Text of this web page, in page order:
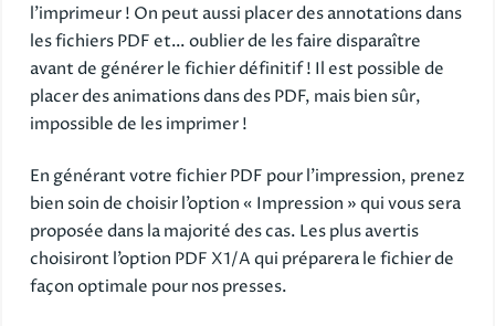
l’imprimeur ! On peut aussi placer des annotations dans
les fichiers PDF et… oublier de les faire disparaître
avant de générer le fichier définitif ! Il est possible de
placer des animations dans des PDF, mais bien sûr,
impossible de les imprimer !
En générant votre fichier PDF pour l’impression, prenez
bien soin de choisir l’option « Impression » qui vous sera
proposée dans la majorité des cas. Les plus avertis
choisiront l’option PDF X1/A qui préparera le fichier de
façon optimale pour nos presses.